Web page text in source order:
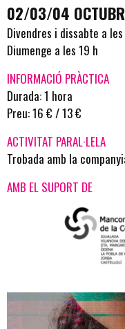
02/03/04
Divendres i dissabte a les
Diumenge a les 19 h
INFORMACIÓ PRÀCTICA
Durada: 1 hora
Preu: 16 € / 13 €
ACTIVITAT PARAL·LELA
Trobada amb la
AMB EL SUPORT DE